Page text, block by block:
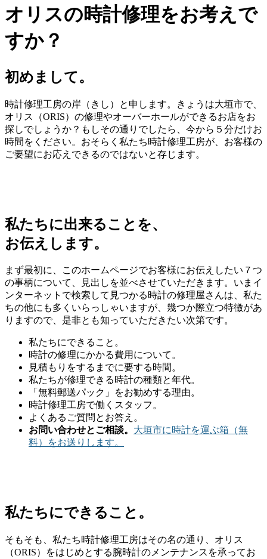
オリスの時計修理をお考えで
すか？
初めまして。
時計修理工房の岸（きし）と申します。きょうは大垣市で、
オリス（ORIS）の修理やオーバーホールができるお店をお
探しでしょうか？もしその通りでしたら、今から５分だけお
時間をください。おそらく私たち時計修理工房が、お客様の
ご要望にお応えできるのではないと存じます。
私たちに出来ることを、
お伝えします。
まず最初に、このホームページでお客様にお伝えしたい７つ
の事柄について、見出しを並べさせていただきます。いまイ
ンターネットで検索して見つかる時計の修理屋さんは、私た
ちの他にも多くいらっしゃいますが、幾つか際立つ特徴があ
りますので、是非とも知っていただきたい次第です。
私たちにできること。
時計の修理にかかる費用について。
見積もりをするまでに要する時間。
私たちが修理できる時計の種類と年代。
「無料郵送パック」をお勧めする理由。
時計修理工房で働くスタッフ。
よくあるご質問とお答え。
お問い合わせとご相談。 大垣市に時計を運ぶ箱（無
料）をお送りします。
私たちにできること。
そもそも、私たち時計修理工房はその名の通り、オリス
（ORIS）をはじめとする腕時計のメンテナンスを承ってお